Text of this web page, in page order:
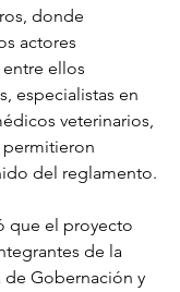
donde
actores
ellos
especialistas en
veterinarios,
permitieron
del reglamento.
que el proyecto
de la
Gobernación y